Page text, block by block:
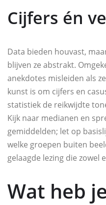
Cijfers én
Data bieden houvast,
blijven ze abstrakt.
anekdotes misleiden als
kunst is om cijfers en
statistiek de reikwijdte
Kijk naar medianen en
gemiddelden; let op
welke groepen buiten
gelaagde lezing die zowel
Wat heb